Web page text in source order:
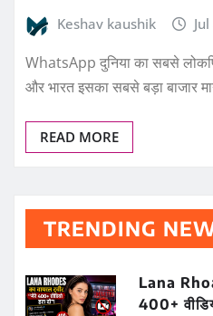
Keshav kaushik
WhatsApp दुनिया का सबसे
और भारत इसका सबसे बड़ा बाजार
READ MORE
TRENDING
Lana
400+